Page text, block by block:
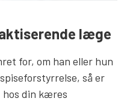
læge
for, om han eller hun
så er
din kæres